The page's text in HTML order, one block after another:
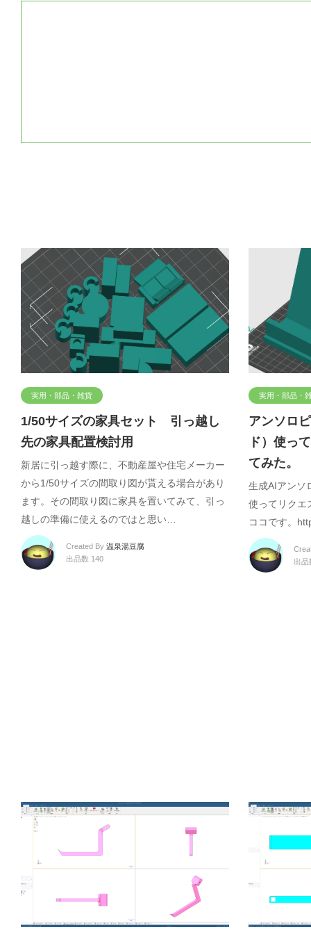
実用・部品・雑貨
1/50サイズの家具セット 引っ越し
先の家具配置検討用
新居に引っ越す際に、不動産屋や住宅メーカー
から1/50サイズの間取り図が貰える場合があり
ます。その間取り図に家具を置いてみて、引っ
越しの準備に使えるのではと思い…
Created By 温泉湯豆腐
出品数 140
実用・部品・
アンソロ
ド）使っ
てみた。
生成AIアンソ
使ってリクエ
ココです。
出品